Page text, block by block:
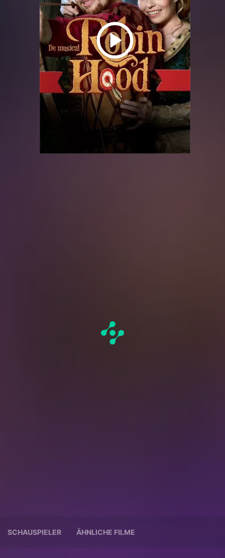
SCHAUSPIELER ÄHNLICHE FILME